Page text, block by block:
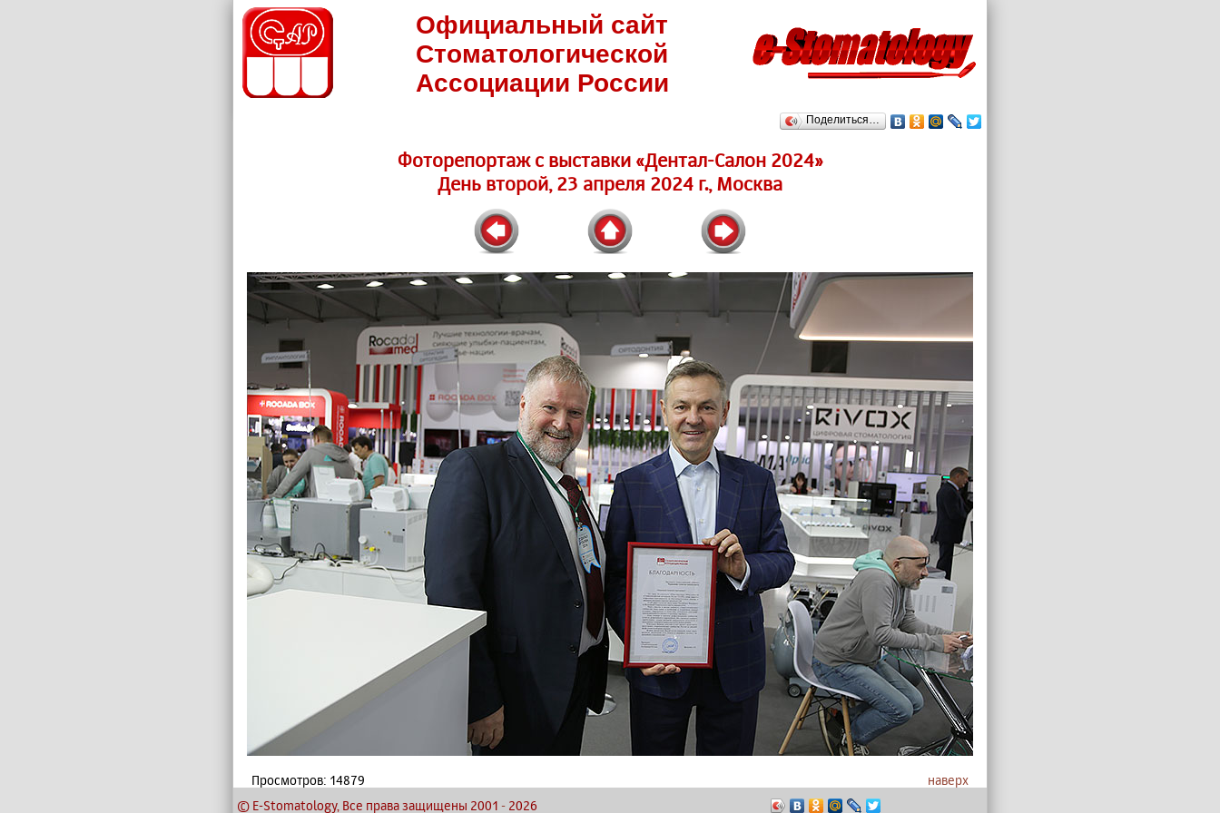
Официальный сайт
Стоматологической
Ассоциации России
Поделиться…
Фоторепортаж c выставки «Дентал-Салон 2024»
День второй, 23 апреля 2024 г., Москва
наверх
Просмотров: 14879
© E-Stomatology, Все права защищены 2001 - 2026